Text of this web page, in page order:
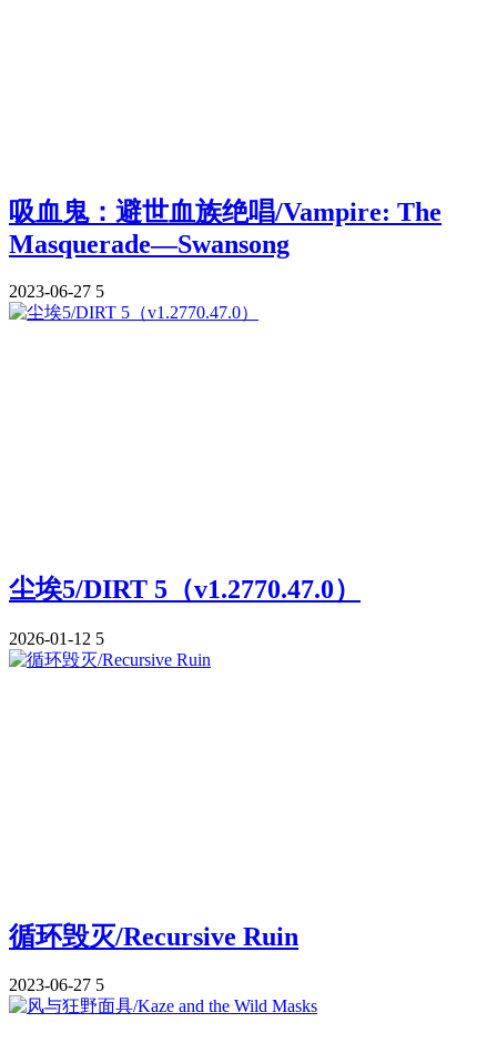
吸血鬼：避世血族绝唱/Vampire: The
Masquerade—Swansong
2023-06-27 5
尘埃5/DIRT 5（v1.2770.47.0）
2026-01-12 5
循环毁灭/Recursive Ruin
2023-06-27 5